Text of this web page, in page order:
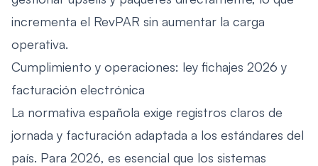
incrementa el RevPAR sin aumentar la carga
operativa.
Cumplimiento y operaciones: ley fichajes 2026 y
facturación electrónica
La normativa española exige registros claros de
jornada y facturación adaptada a los estándares del
país. Para 2026, es esencial que los sistemas